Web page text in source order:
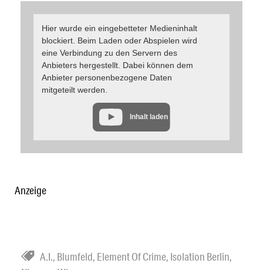
Hier wurde ein eingebetteter Medieninhalt
blockiert. Beim Laden oder Abspielen wird
eine Verbindung zu den Servern des
Anbieters hergestellt. Dabei können dem
Anbieter personenbezogene Daten
mitgeteilt werden.
Inhalt laden
Anzeige
A.I., Blumfeld, Element Of Crime, Isolation Berlin,